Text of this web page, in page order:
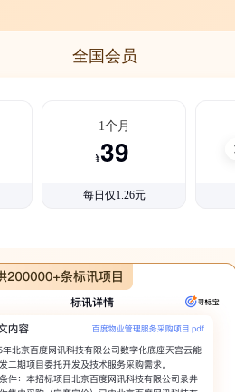
全国会员
1个月
¥39
每日仅1.26元